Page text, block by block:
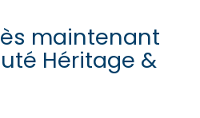
maintenant
Héritage &